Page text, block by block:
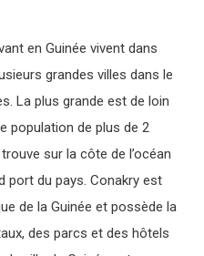
en Guinée vivent dans
grandes villes dans le
La plus grande est de loin
population de plus de 2
sur la côte de l’océan
port du pays. Conakry est
de la Guinée et possède la
des parcs et des hôtels